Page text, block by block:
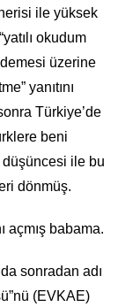
ile yüksek
okudum
üzerine
yanıtını
Türkiye’de
beni
ile bu
dönmüş.
açmış babama.
sonradan adı
(EVKAE)